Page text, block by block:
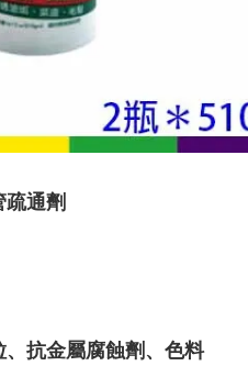
通劑
抗金屬腐蝕劑、色料